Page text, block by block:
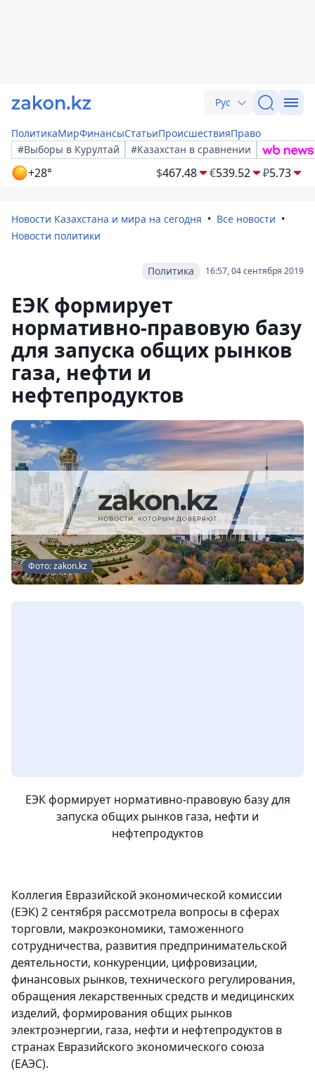
Рус
ПолитикаМирФинансыСтатьиПроисшествияПраво
#Выборы в Курултай
#Казахстан в сравнении
+28° $467.48 €539.52 ₽5.73
Новости Казахстана и мира на сегодня
Все новости
Новости политики
16:57, 04 сентября 2019
Политика
ЕЭК формирует
нормативно-правовую базу
для запуска общих рынков
газа, нефти и
нефтепродуктов
Фото: zakon.kz
ЕЭК формирует нормативно-правовую базу для
запуска общих рынков газа, нефти и
нефтепродуктов
Коллегия Евразийской экономической комиссии
(ЕЭК) 2 сентября рассмотрела вопросы в сферах
торговли, макроэкономики, таможенного
сотрудничества, развития предпринимательской
деятельности, конкуренции, цифровизации,
финансовых рынков, технического регулирования,
обращения лекарственных средств и медицинских
изделий, формирования общих рынков
электроэнергии, газа, нефти и нефтепродуктов в
странах Евразийского экономического союза
(ЕАЭС).